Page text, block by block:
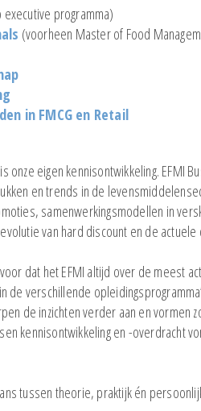
executive programma)
(voorheen Master of Food
in FMCG en Retail
onze eigen kennisontwikkeling. EFMI
en trends in de
samenwerkingsmodellen in
van hard discount en de
dat het EFMI altijd over de meest
de verschillende
de inzichten verder aan en vormen
kennisontwikkeling en -overdracht
tussen theorie, praktijk én